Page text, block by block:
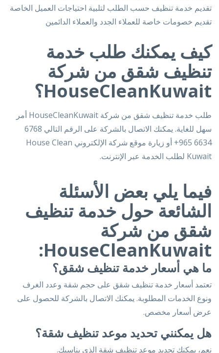
تقديم خدمة تنظيف حسب الطلب لتلبية احتياجات العميل الخاصة
تقديم خصومات خاصة للعملاء الجدد والعملاء الدائمين
كيف يمكنك طلب خدمة
تنظيف شقق من شركة
HouseCleanKuwait؟
طلب خدمة تنظيف شقق من شركة HouseCleanKuwait أمر
سهل للغاية. يمكنك الاتصال بالشركة على الرقم التالي 6768
6634 965+
أو زيارة موقع شركة الإلكتروني House Clean
Kuwait لطلب الخدمة عبر الإنترنت.
فيما يلي بعض الأسئلة
الشائعة حول خدمة تنظيف
شقق من شركة
HouseCleanKuwait:
ما هي أسعار خدمة تنظيف شقق؟
تعتمد أسعار خدمة تنظيف شقق على حجم شقة وعدد الغرف
ونوع الخدمات المطلوبة. يمكنك الاتصال بالشركة للحصول على
عرض أسعار مخصص.
هل يمكنني تحديد موعد تنظيف شقة؟
نعم، يمكنك تحديد موعد تنظيف شقة الذي يناسبك.